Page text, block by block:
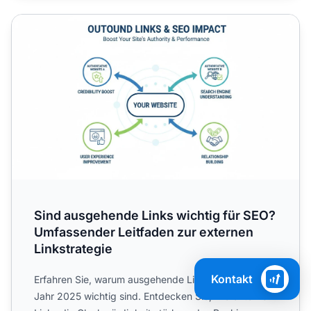
Sind ausgehende Links wichtig für SEO? Umfassender
Sind ausgehende Links wichtig für SEO?
Umfassender Leitfaden zur externen
Linkstrategie
Erfahren Sie, warum ausgehende Links für SEO im
Jahr 2025 wichtig sind. Entdecken Sie, wie externe
Kontakt